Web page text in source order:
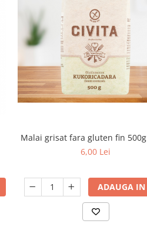
Malai grisat fara gluten fin
6,00 Lei
ADAUGA IN